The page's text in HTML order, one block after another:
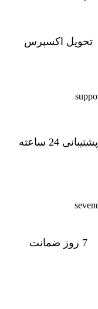
تحویل اکسپرس
پشتیبانی 24 ساعته
7 روز ضمانت